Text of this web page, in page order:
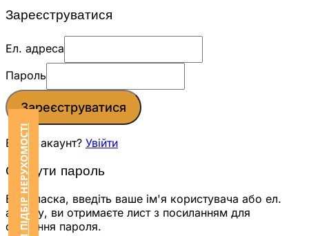
Зареєструватися
Ел. адреса
Пароль
Зареєструватися
Вже є акаунт? Увійти
Скинути пароль
Будь ласка, введіть ваше ім'я користувача або ел.
адресу, ви отримаєте лист з посиланням для
скидання пароля.